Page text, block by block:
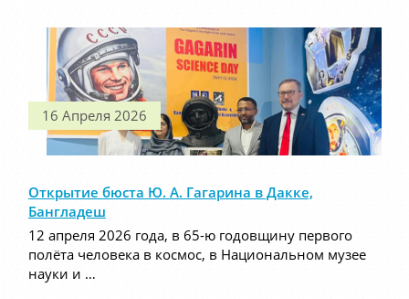
16 Апреля 2026
Открытие бюста Ю. А. Гагарина в Дакке,
Бангладеш
12 апреля 2026 года, в 65-ю годовщину первого
полёта человека в космос, в Национальном музее
науки и …